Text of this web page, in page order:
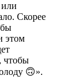
или
Скорее
этом
чтобы
🙃».